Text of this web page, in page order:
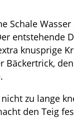
Schale
entstehende
knusprige
Bäckertrick,
zu lange
den Teig